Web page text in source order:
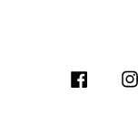
Facebook